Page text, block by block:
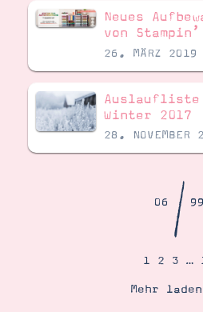
Tipps & Tricks
Ordnungstipps
Neues
von
26. MÄRZ 2019
Auslaufliste
Winter 2017
28. NOVEMBER
06/99
1 2 3 …
Mehr laden